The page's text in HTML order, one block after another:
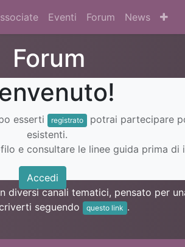
Eventi Forum News
Forum
esserti registrato
potrai partecipare
esistenti.
e consultare le linee guida prima di
Accedi
diversi canali tematici, pensato per
seguendo
questo link .